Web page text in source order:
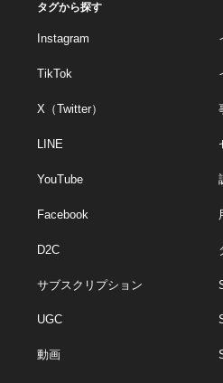
タグから探す
Instagram
TikTok
X（Twitter）
LINE
YouTube
Facebook
D2C
サブスクリプション
UGC
動画